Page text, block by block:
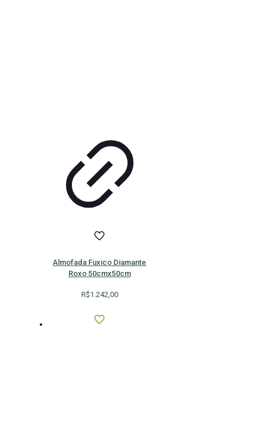
Almofada Fuxico Diamante
Roxo 50cmx50cm
R$1.242,00